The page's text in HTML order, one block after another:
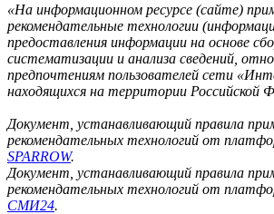
«На информационном ресурсе (сайте)
рекомендательные технологии
предоставления информации на основе
систематизации и анализа сведений,
предпочтениям пользователей сети
находящихся на территории Российской
Документ, устанавливающий правила
рекомендательных технологий от
SPARROW.
Документ, устанавливающий правила
рекомендательных технологий от
СМИ24.